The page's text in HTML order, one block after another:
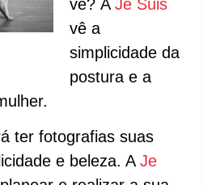
vê? AJe Suis
vê a
simplicidade da
postura e a
ter fotografias suas
e beleza. AJe